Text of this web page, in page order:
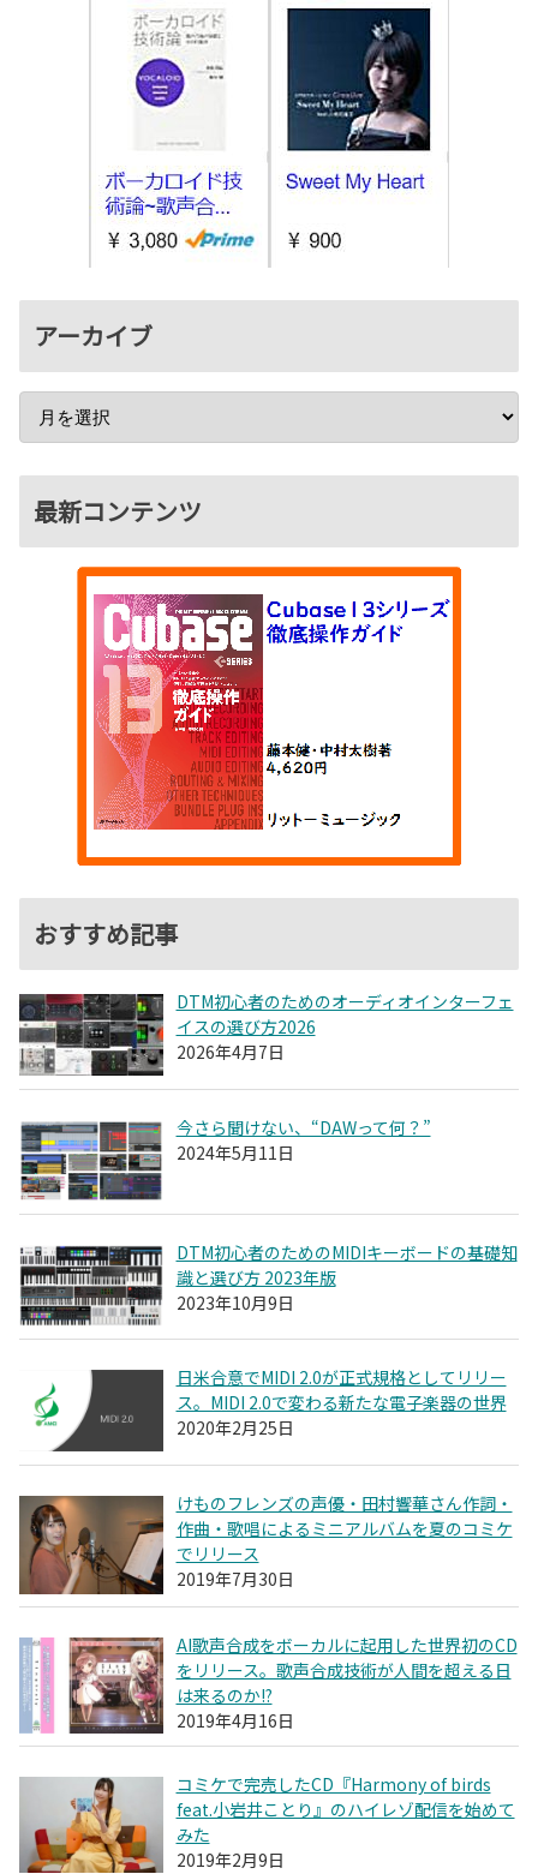
アーカイブ
最新コンテンツ
おすすめ記事
DTM初心者のためのオーディオインターフェ
イスの選び方2026
2026年4月7日
今さら聞けない、“DAWって何？”
2024年5月11日
DTM初心者のためのMIDIキーボードの基礎知
識と選び方 2023年版
2023年10月9日
日米合意でMIDI 2.0が正式規格としてリリー
ス。MIDI 2.0で変わる新たな電子楽器の世界
2020年2月25日
けものフレンズの声優・田村響華さん作詞・
作曲・歌唱によるミニアルバムを夏のコミケ
でリリース
2019年7月30日
AI歌声合成をボーカルに起用した世界初のCD
をリリース。歌声合成技術が人間を超える日
は来るのか!?
2019年4月16日
コミケで完売したCD『Harmony of birds
feat.小岩井ことり』のハイレゾ配信を始めて
みた
2019年2月9日